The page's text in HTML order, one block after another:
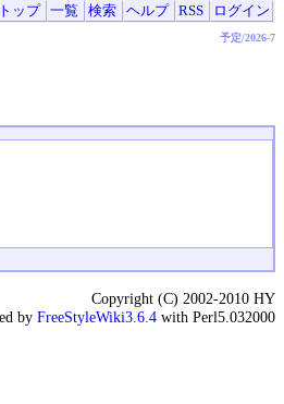
トップ 一覧 検索 ヘルプ RSS ログイン
予定/2026-7
Copyright (C) 2002-2010 HY
by FreeStyleWiki3.6.4 with Perl5.032000